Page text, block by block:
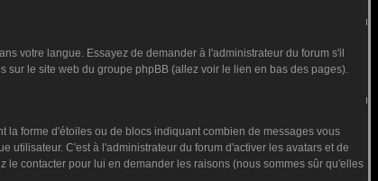
votre langue. Essayez de demander à l'administrateur du forum s'il
le site web du groupe phpBB (allez voir le lien en bas des pages).
la forme d'étoiles ou de blocs indiquant combien de messages vous
utilisateur. C'est à l'administrateur du forum d'activer les avatars et de
contacter pour lui en demander les raisons (nous sommes sûr qu'elles